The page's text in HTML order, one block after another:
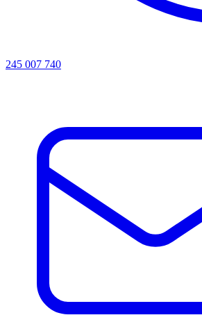
245 007 740